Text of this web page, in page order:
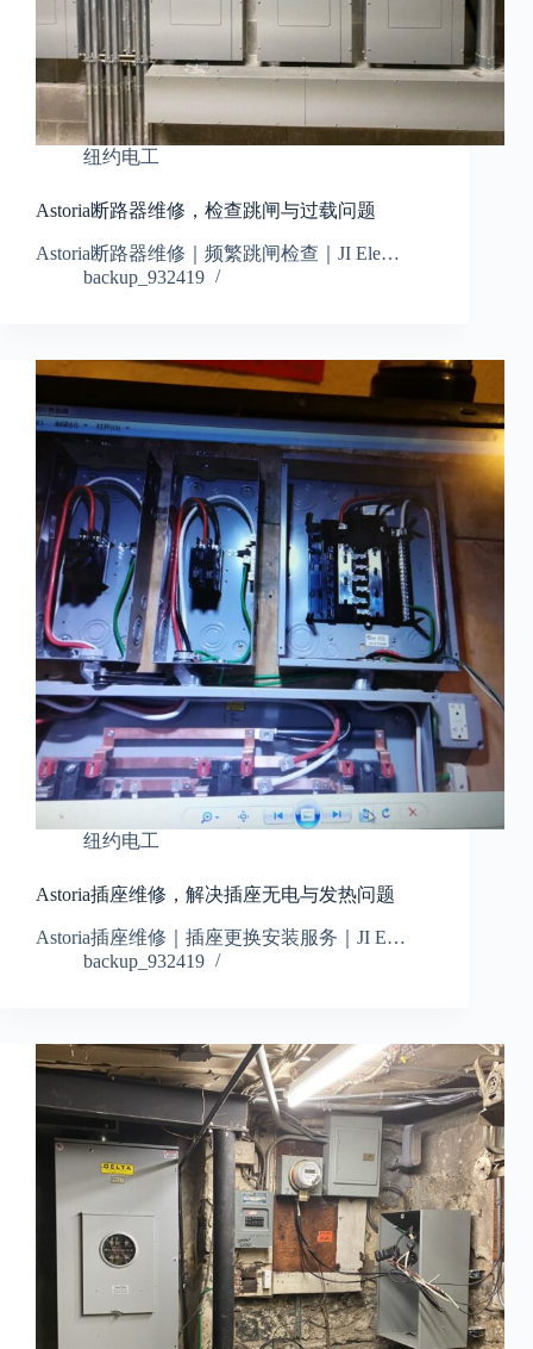
纽约电工
Astoria断路器维修，检查跳闸与过载问题
Astoria断路器维修｜频繁跳闸检查｜JI Ele…
backup_932419
纽约电工
Astoria插座维修，解决插座无电与发热问题
Astoria插座维修｜插座更换安装服务｜JI E…
backup_932419